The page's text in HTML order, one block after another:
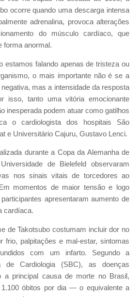
ocorre quando uma descarga intensa
adrenalina, provoca alterações
do músculo cardíaco, que
forma anormal.
estamos falando apenas de tristeza ou
o mais importante não é se a
mas a intensidade da resposta
isso, tanto uma vitória emocionante
inesperada podem atuar como gatilhos
o cardiologista dos hospitais São
e Universitário Cajuru, Gustavo Lenci.
durante a Copa da Alemanha de
de Bielefeld observaram
nos sinais vitais de torcedores ao
momentos de maior tensão e logo
apresentaram aumento de
cardíaca.
de Takotsubo costumam incluir dor no
frio, palpitações e mal-estar, sintomas
com um infarto. Segundo a
de Cardiologia (SBC), as doenças
a principal causa de morte no Brasil,
óbitos por dia — o equivalente a